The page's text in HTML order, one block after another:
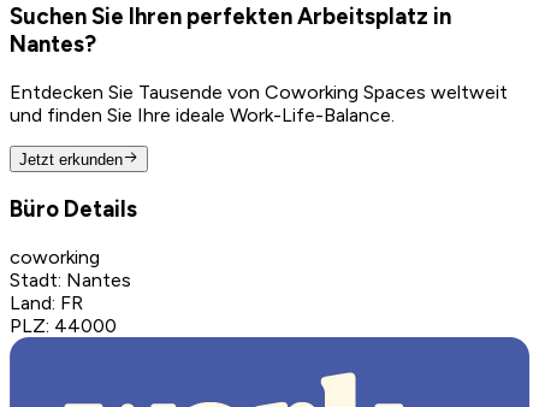
Suchen Sie Ihren perfekten Arbeitsplatz in
Nantes?
Entdecken Sie Tausende von Coworking Spaces weltweit
und finden Sie Ihre ideale Work-Life-Balance.
Jetzt erkunden
Büro Details
coworking
Stadt: Nantes
Land: FR
PLZ: 44000